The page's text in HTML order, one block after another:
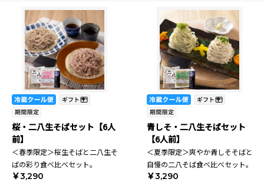
桜・二八生そばセット【6人
前】
＜春季限定＞桜生そばと二八生そ
ばの彩り食べ比べセット。
￥3,290
青しそ・二八生そばセット
【6人前】
＜夏季限定＞爽やか青しそそばと
自慢の二八そば食べ比べセット。
￥3,290